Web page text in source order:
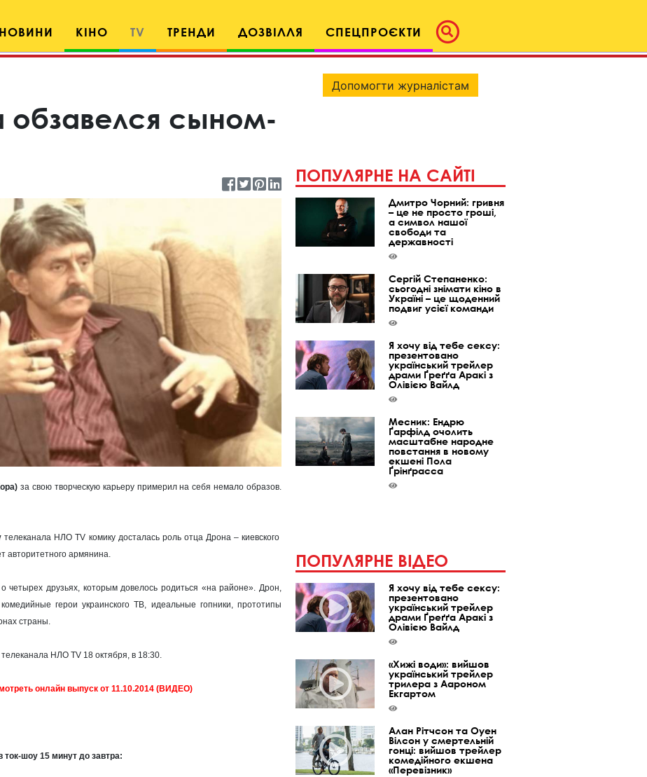
НОВИНИ КІНО TV ТРЕНДИ ДОЗВІЛЛЯ СПЕЦПРОЄКТИ
сыном-
за свою творческую карьеру примерил на себя немало образов.
телеканала НЛО TV комику досталась роль отца Дрона – киевского
авторитетного армянина.
четырех друзьях, которым довелось родиться «на районе». Дрон,
герои украинского ТВ, идеальные гопники, прототипы
страны.
НЛО TV 18 октября, в 18:30.
онлайн выпуск от 11.10.2014 (ВИДЕО)
шоу 15 минут до завтра:
Допомогти журналістам
ПОПУЛЯРНЕ НА САЙТІ
Дмитро Чорний: гривня
– це не просто гроші,
а символ нашої
свободи та
державності
Сергій Степаненко:
сьогодні знімати кіно в
Україні – це щоденний
подвиг усієї команди
Я хочу від тебе сексу:
презентовано
український трейлер
драми Ґреґґа Аракі з
Олівією Вайлд
Месник: Ендрю
Ґарфілд очолить
масштабне народне
повстання в новому
екшені Пола
Ґрінґрасса
ПОПУЛЯРНЕ ВІДЕО
Я хочу від тебе сексу:
презентовано
український трейлер
драми Ґреґґа Аракі з
Олівією Вайлд
«Хижі води»: вийшов
український трейлер
трилера з Аароном
Екгартом
Алан Рітчсон та Оуен
Вілсон у смертельній
гонці: вийшов трейлер
комедійного екшена
«Перевізник»